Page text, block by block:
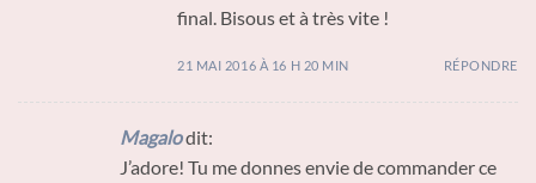
final. Bisous et à très vite !
21 MAI 2016 À 16 H 20 MIN RÉPONDRE
Magalodit:
J’adore! Tu me donnes envie de commander ce